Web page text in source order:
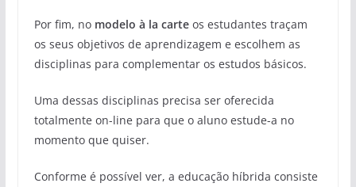
Por fim, no modelo à la carte os estudantes traçam
os seus objetivos de aprendizagem e escolhem as
disciplinas para complementar os estudos básicos.
Uma dessas disciplinas precisa ser oferecida
totalmente on-line para que o aluno estude-a no
momento que quiser.
Conforme é possível ver, a educação híbrida consiste